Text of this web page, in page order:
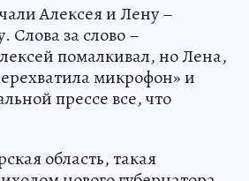
Алексея и Лену –
Слова за слово –
помалкивал, но Лена,
микрофон» и
прессе все, что
область, такая